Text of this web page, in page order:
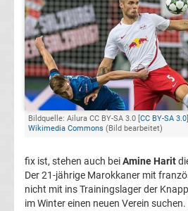
Pokal
Champions
League
Europa
Europa
Bildquelle: Ailura CC BY-SA 3.0 [CC BY-SA 3.0
Wikimedia Commons (Bild bearbeitet)
fix ist, stehen auch beiAmine Harit
Der 21-jährige Marokkaner mit
nicht mit ins Trainingslager der
im Winter einen neuen Verein